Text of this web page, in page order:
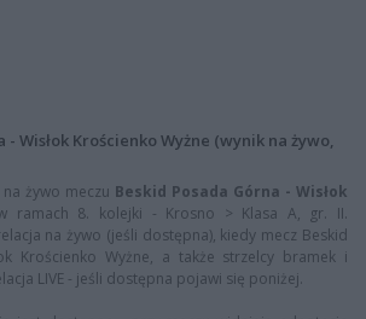
- Wisłok Krościenko Wyżne (wynik na żywo,
żywo meczu Beskid Posada Górna - Wisłok
ramach 8. kolejki - Krosno > Klasa A, gr. II.
na żywo (jeśli dostępna), kiedy mecz Beskid
Krościenko Wyżne, a także strzelcy bramek i
LIVE - jeśli dostępna pojawi się poniżej.